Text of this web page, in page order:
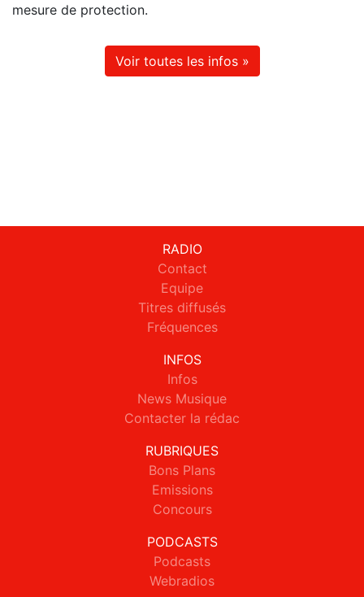
mesure de protection.
Voir toutes les infos »
RADIO
Contact
Equipe
Titres diffusés
Fréquences
INFOS
Infos
News Musique
Contacter la rédac
RUBRIQUES
Bons Plans
Emissions
Concours
PODCASTS
Podcasts
Webradios